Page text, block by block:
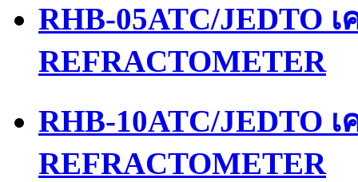
RHB-05ATC/JEDTO
REFRACTOMETER
RHB-10ATC/JEDTO
REFRACTOMETER